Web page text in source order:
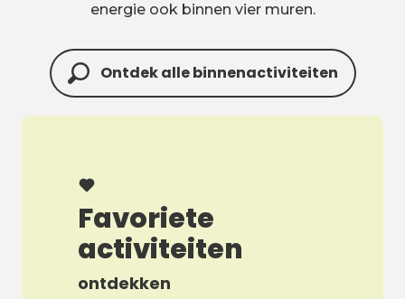
energie ook binnen vier muren.
Ontdek alle binnenactiviteiten
Favoriete
activiteiten
ontdekken